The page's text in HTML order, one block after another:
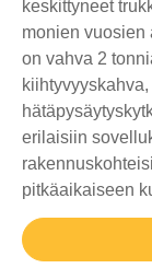
keskittyneet
monien vuosien
on vahva 2
erilaisiin
pitkäaikaiseen